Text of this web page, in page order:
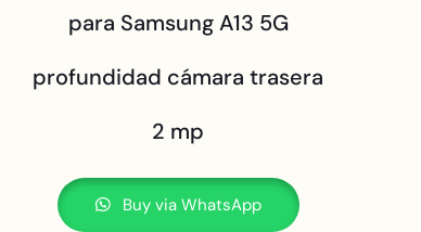
para Samsung A13 5G
profundidad cámara trasera
2 mp
Buy via WhatsApp